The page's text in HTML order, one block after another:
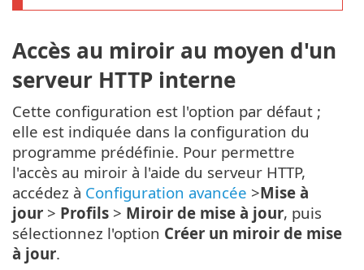
Accès au miroir au moyen d'un
serveur HTTP interne
Cette configuration est l'option par défaut ;
elle est indiquée dans la configuration du
programme prédéfinie. Pour permettre
l'accès au miroir à l'aide du serveur HTTP,
accédez à Configuration avancée >Mise à
jour > Profils > Miroir de mise à jour, puis
sélectionnez l'option Créer un miroir de mise
à jour.